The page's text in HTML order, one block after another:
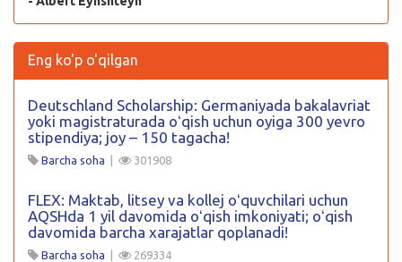
Eng ko'p o'qilgan
Deutschland Scholarship: Germaniyada bakalavriat
yoki magistraturada oʻqish uchun oyiga 300 yevro
stipendiya; joy – 150 tagacha!
Barcha soha | 301908
FLEX: Maktab, litsey va kollej oʻquvchilari uchun
AQSHda 1 yil davomida oʻqish imkoniyati; oʻqish
davomida barcha xarajatlar qoplanadi!
Barcha soha | 269334